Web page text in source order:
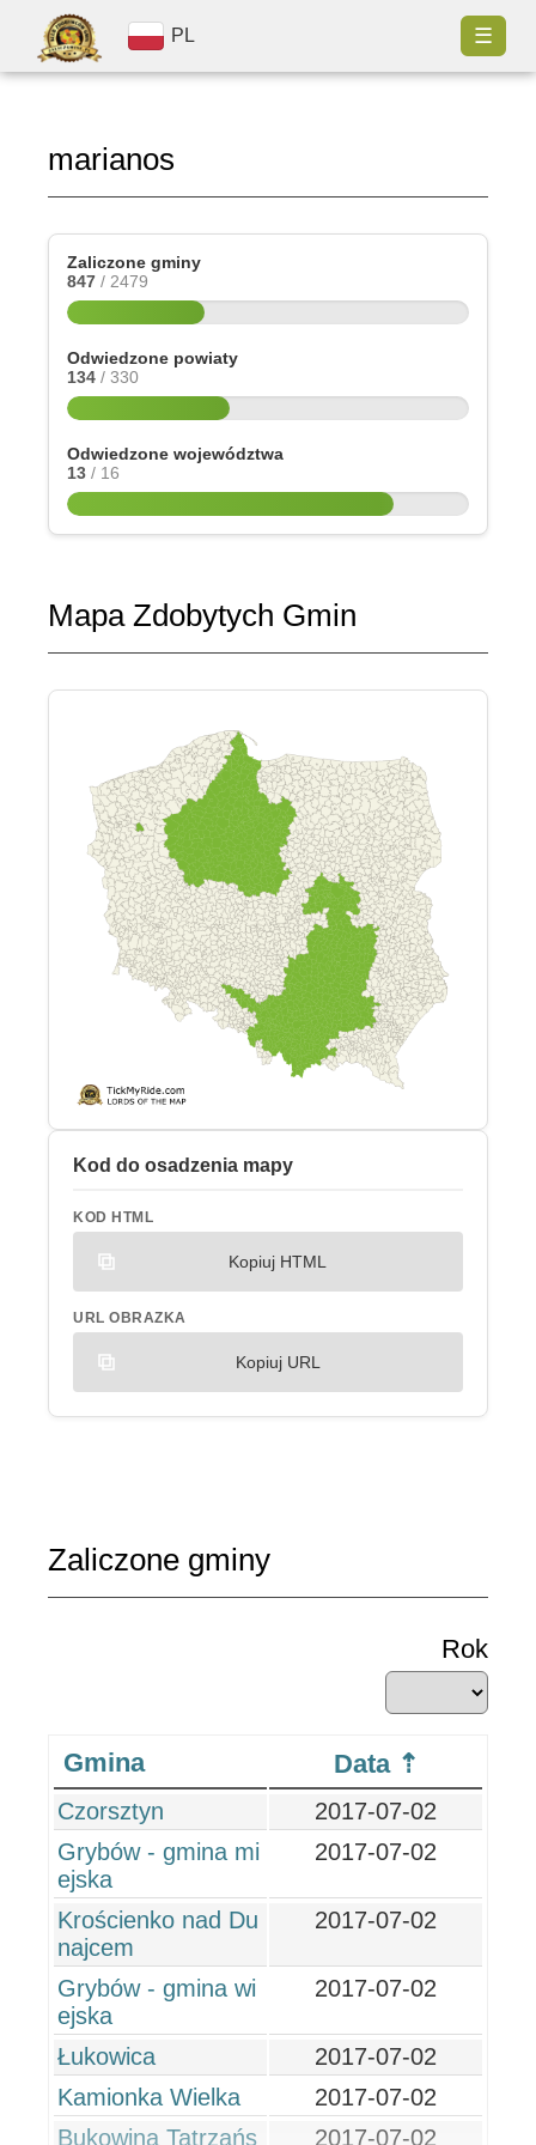
PL ☰
marianos
Zaliczone gminy
847 / 2479
Odwiedzone powiaty
134 / 330
Odwiedzone województwa
13 / 16
Mapa Zdobytych Gmin
Kod do osadzenia mapy
KOD HTML
Kopiuj HTML
URL OBRAZKA
Kopiuj URL
Zaliczone gminy
Rok
Gmina Data
Czorsztyn
2017-07-02
Grybów - gmina mi
ejska
2017-07-02
Krościenko nad Du
najcem
2017-07-02
Grybów - gmina wi
ejska
2017-07-02
Łukowica
2017-07-02
Kamionka Wielka
2017-07-02
Bukowina Tatrzańs
2017-07-02